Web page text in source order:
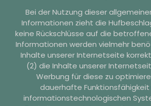
Bei der Nutzung dieser
Informationen zieht die
keine Rückschlüsse auf die
Informationen werden vielmehr
Inhalte unserer Internetseite
(2) die Inhalte unserer
Werbung für diese zu
dauerhafte Funktionsfähigkeit
informationstechnologischen